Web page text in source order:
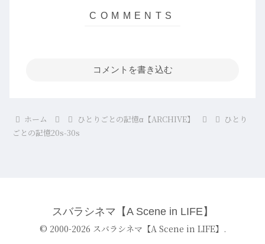
コメントを書き込む
ホーム ひとりごとの記憶α【ARCHIVE】
ひとり
ごとの記憶20s-30s
スバラシネマ【A Scene in LIFE】
© 2000-2026 スバラシネマ【A Scene in LIFE】.